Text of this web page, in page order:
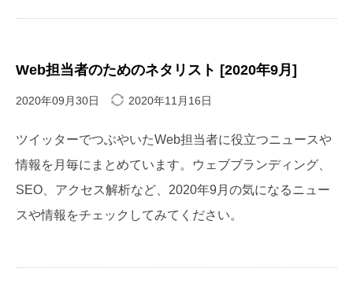
Web担当者のためのネタリスト [2020年9月]
2020年09月30日 2020年11月16日
ツイッターでつぶやいたWeb担当者に役立つニュースや
情報を月毎にまとめています。ウェブブランディング、
SEO、アクセス解析など、2020年9月の気になるニュー
スや情報をチェックしてみてください。